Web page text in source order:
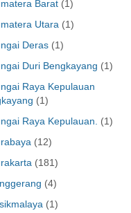
Barat (1)
Utara (1)
Deras (1)
Duri Bengkayang (1)
Raya Kepulauan
(1)
Raya Kepulauan.
(1)
(12)
(181)
(4)
(1)